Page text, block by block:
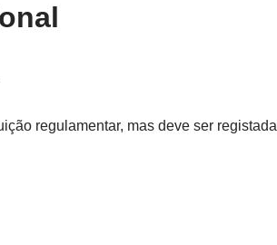
regulamentar, mas deve ser registada